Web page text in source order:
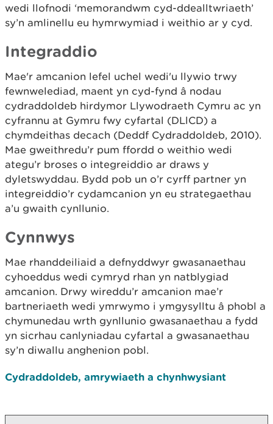
wedi llofnodi ‘memorandwm cyd-ddealltwriaeth’
sy’n amlinellu eu hymrwymiad i weithio ar y cyd.
Integraddio
Mae'r amcanion lefel uchel wedi'u llywio trwy
fewnwelediad, maent yn cyd-fynd â nodau
cydraddoldeb hirdymor Llywodraeth Cymru ac yn
cyfrannu at Gymru fwy cyfartal (DLlCD) a
chymdeithas decach (Deddf Cydraddoldeb, 2010).
Mae gweithredu’r pum ffordd o weithio wedi
ategu’r broses o integreiddio ar draws y
dyletswyddau. Bydd pob un o’r cyrff partner yn
integreiddio’r cydamcanion yn eu strategaethau
a’u gwaith cynllunio.
Cynnwys
Mae rhanddeiliaid a defnyddwyr gwasanaethau
cyhoeddus wedi cymryd rhan yn natblygiad
amcanion. Drwy wireddu’r amcanion mae’r
bartneriaeth wedi ymrwymo i ymgysylltu â phobl a
chymunedau wrth gynllunio gwasanaethau a fydd
yn sicrhau canlyniadau cyfartal a gwasanaethau
sy’n diwallu anghenion pobl.
Cydraddoldeb, amrywiaeth a chynhwysiant